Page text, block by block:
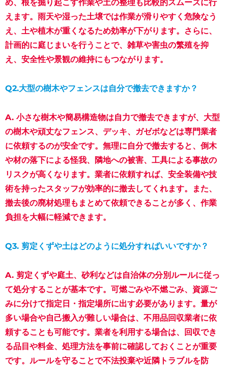
め、根を掘り起こす作業や土の整理も比較的スムーズに行
えます。雨天や湿った土壌では作業が滑りやすく危険なう
え、土や植木が重くなるため効率が下がります。さらに、
計画的に庭じまいを行うことで、雑草や害虫の繁殖を抑
え、安全性や景観の維持にもつながります。
Q2.大型の樹木やフェンスは自分で撤去できますか？
A. 小さな樹木や簡易構造物は自力で撤去できますが、大型
の樹木や頑丈なフェンス、デッキ、ガゼボなどは専門業者
に依頼するのが安全です。無理に自分で撤去すると、倒木
や材の落下による怪我、隣地への被害、工具による事故の
リスクが高くなります。業者に依頼すれば、安全装備や技
術を持ったスタッフが効率的に撤去してくれます。また、
撤去後の廃材処理もまとめて依頼できることが多く、作業
負担を大幅に軽減できます。
Q3. 剪定くずや土はどのように処分すればいいですか？
A. 剪定くずや庭土、砂利などは自治体の分別ルールに従っ
て処分することが基本です。可燃ごみや不燃ごみ、資源ご
みに分けて指定日・指定場所に出す必要があります。量が
多い場合や自己搬入が難しい場合は、不用品回収業者に依
頼することも可能です。業者を利用する場合は、回収でき
る品目や料金、処理方法を事前に確認しておくことが重要
です。ルールを守ることで不法投棄や近隣トラブルを防